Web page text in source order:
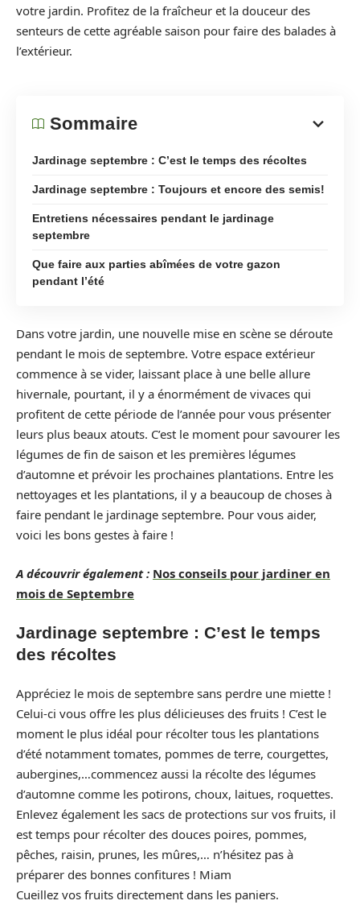
votre jardin. Profitez de la fraîcheur et la douceur des
senteurs de cette agréable saison pour faire des balades à
l’extérieur.
Sommaire
Jardinage septembre : C’est le temps des récoltes
Jardinage septembre : Toujours et encore des semis!
Entretiens nécessaires pendant le jardinage
septembre
Que faire aux parties abîmées de votre gazon
pendant l’été
Dans votre jardin, une nouvelle mise en scène se déroute
pendant le mois de septembre. Votre espace extérieur
commence à se vider, laissant place à une belle allure
hivernale, pourtant, il y a énormément de vivaces qui
profitent de cette période de l’année pour vous présenter
leurs plus beaux atouts. C’est le moment pour savourer les
légumes de fin de saison et les premières légumes
d’automne et prévoir les prochaines plantations. Entre les
nettoyages et les plantations, il y a beaucoup de choses à
faire pendant le jardinage septembre. Pour vous aider,
voici les bons gestes à faire !
A découvrir également : Nos conseils pour jardiner en
mois de Septembre
Jardinage septembre : C’est le temps
des récoltes
Appréciez le mois de septembre sans perdre une miette !
Celui-ci vous offre les plus délicieuses des fruits ! C’est le
moment le plus idéal pour récolter tous les plantations
d’été notamment tomates, pommes de terre, courgettes,
aubergines,…commencez aussi la récolte des légumes
d’automne comme les potirons, choux, laitues, roquettes.
Enlevez également les sacs de protections sur vos fruits, il
est temps pour récolter des douces poires, pommes,
pêches, raisin, prunes, les mûres,… n’hésitez pas à
préparer des bonnes confitures ! Miam
Cueillez vos fruits directement dans les paniers.